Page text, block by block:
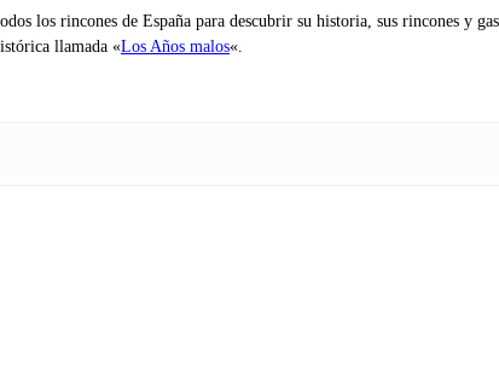
los rincones de España para descubrir su historia, sus rincones y
llamada «Los Años malos«.